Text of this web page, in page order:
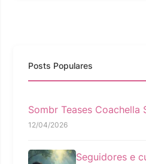
Posts Populares
Sombr Teases Coachella
12/04/2026
Seguidores e